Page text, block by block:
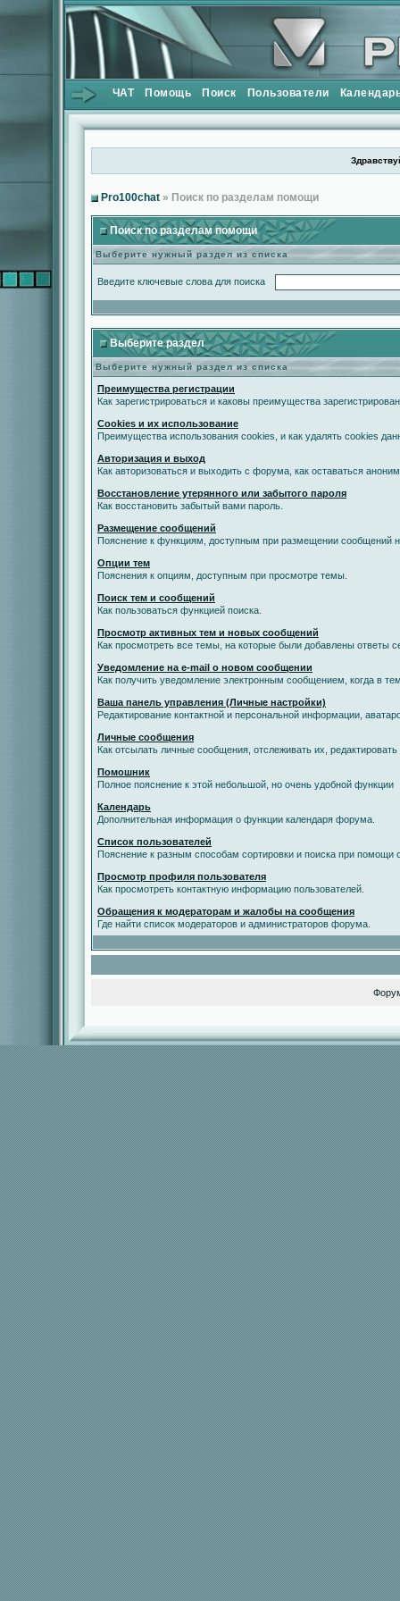
ЧАТ Помощь Поиск Пользователи
Pro100chat » Поиск по разделам помощи
Поиск по разделам помощи
Выберите нужный раздел из списка
Введите ключевые слова для поиска
Выберите раздел
Выберите нужный раздел из списка
Преимущества регистрации
Как зарегистрироваться и каковы преимущества
Cookies и их использование
Преимущества использования cookies, и как удалять cookies
Авторизация и выход
Как авторизоваться и выходить с форума, как оставаться
Восстановление утерянного или забытого пароля
Как восстановить забытый вами пароль.
Размещение сообщений
Пояснение к функциям, доступным при размещении сообщений
Опции тем
Пояснения к опциям, доступным при просмотре темы.
Поиск тем и сообщений
Как пользоваться функцией поиска.
Просмотр активных тем и новых сообщений
Как просмотреть все темы, на которые были добавлены ответы
Уведомление на е-mail о новом сообщении
Как получить уведомление электронным сообщением, когда в
Ваша панель управления (Личные настройки)
Редактирование контактной и персональной информации,
Личные сообщения
Как отсылать личные сообщения, отслеживать их,
Помошник
Полное пояснение к этой небольшой, но очень удобной функции
Календарь
Дополнительная информация о функции календаря форума.
Список пользователей
Пояснение к разным способам сортировки и поиска при помощи
Просмотр профиля пользователя
Как просмотреть контактную информацию пользователей.
Обращения к модераторам и жалобы на сообщения
Где найти список модераторов и администраторов форума.